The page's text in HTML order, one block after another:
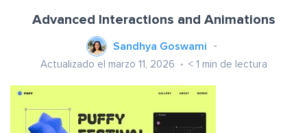
Advanced Interactions and Animations
Sandhya Goswami
Actualizado el marzo 11, 2026 < 1 min de lectura